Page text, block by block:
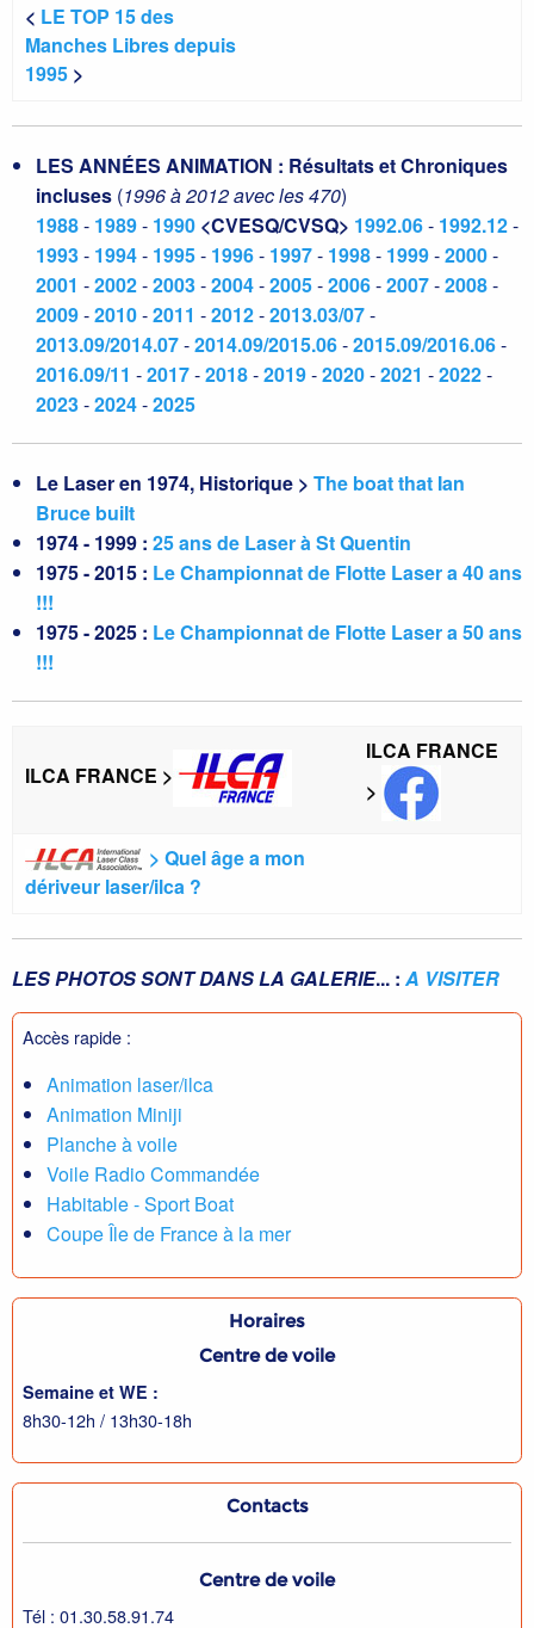
< LE TOP 15 des
Manches Libres depuis
1995 >
LES ANNÉES ANIMATION : Résultats et Chroniques
incluses (1996 à 2012 avec les 470)
1988- 1989- 1990 <CVESQ/CVSQ> 1992.06- 1992.12-
1993- 1994- 1995- 1996- 1997- 1998- 1999-2000-
2001 -2002-2003-2004-2005-2006-2007-2008-
2009-2010-2011 -2012-2013.03/07-
2013.09/2014.07-2014.09/2015.06-2015.09/2016.06-
2016.09/11 -2017-2018-2019-2020-2021 -2022-
2023-2024-2025
Le Laser en 1974, Historique > The boat that Ian
Bruce built
1974 - 1999 : 25 ans de Laser à St Quentin
1975 - 2015 : Le Championnat de Flotte Laser a 40 ans
!!!
1975 - 2025 : Le Championnat de Flotte Laser a 50 ans
!!!
ILCA FRANCE >
ILCA FRANCE
>
> Quel âge a mon
dériveur laser/ilca ?
LES PHOTOS SONT DANS LA GALERIE... : A VISITER
Accès rapide :
Animation laser/ilca
Animation Miniji
Planche à voile
Voile Radio Commandée
Habitable - Sport Boat
Coupe Île de France à la mer
Horaires
Centre de voile
Semaine et WE :
8h30-12h / 13h30-18h
Contacts
Centre de voile
Tél : 01.30.58.91.74